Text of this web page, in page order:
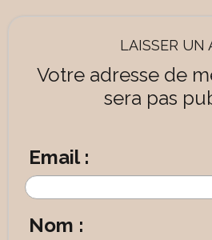
LAISSER UN
Votre adresse de
sera pas
Email :
Nom :